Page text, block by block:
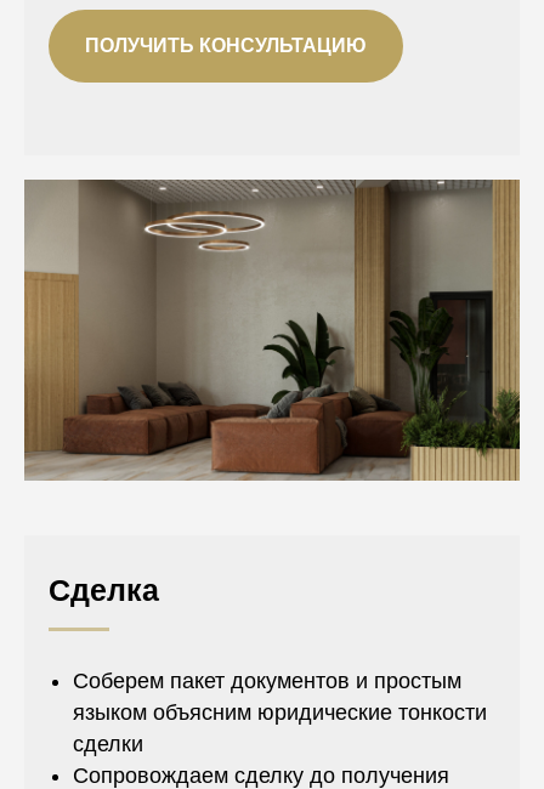
ПОЛУЧИТЬ КОНСУЛЬТАЦИЮ
Сделка
Соберем пакет документов и простым
языком объясним юридические тонкости
сделки
Сопровождаем сделку до получения
политикойобработки персональных данных
Получить предложение